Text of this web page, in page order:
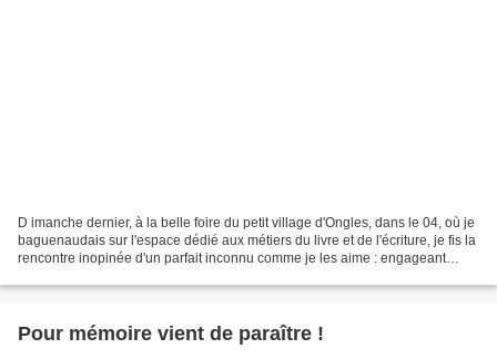
D imanche dernier, à la belle foire du petit village d'Ongles, dans le 04, où je
baguenaudais sur l'espace dédié aux métiers du livre et de l'écriture, je fis la
rencontre inopinée d'un parfait inconnu comme je les aime : engageant
Pour mémoire vient de paraître !